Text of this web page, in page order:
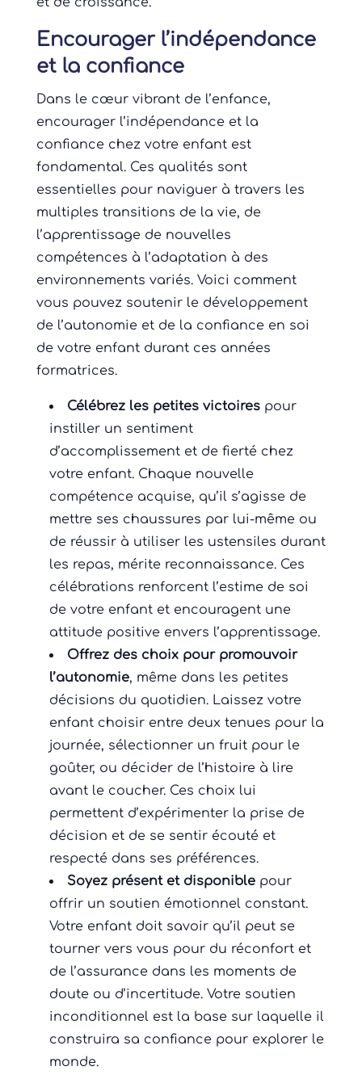
Encourager l’indépendance
et la confiance
Dans le cœur vibrant de l’enfance,
encourager l’indépendance et la
confiance chez votre enfant est
fondamental. Ces qualités sont
essentielles pour naviguer à travers les
multiples transitions de la vie, de
l’apprentissage de nouvelles
compétences à l’adaptation à des
environnements variés. Voici comment
vous pouvez soutenir le développement
de l’autonomie et de la confiance en soi
de votre enfant durant ces années
formatrices.
Célébrez les petites victoirespour
instiller un sentiment
d’accomplissement et de fierté chez
votre enfant. Chaque nouvelle
compétence acquise, qu’il s’agisse de
mettre ses chaussures par lui-même ou
de réussir à utiliser les ustensiles durant
les repas, mérite reconnaissance. Ces
célébrations renforcent l’estime de soi
de votre enfant et encouragent une
attitude positive envers l’apprentissage.
Offrez des choix pour promouvoir
l’autonomie, même dans les petites
décisions du quotidien. Laissez votre
enfant choisir entre deux tenues pour la
journée, sélectionner un fruit pour le
goûter, ou décider de l’histoire à lire
avant le coucher. Ces choix lui
permettent d’expérimenter la prise de
décision et de se sentir écouté et
respecté dans ses préférences.
Soyez présent et disponiblepour
offrir un soutien émotionnel constant.
Votre enfant doit savoir qu’il peut se
tourner vers vous pour du réconfort et
de l’assurance dans les moments de
doute ou d’incertitude. Votre soutien
inconditionnel est la base sur laquelle il
construira sa confiance pour explorer le
monde.